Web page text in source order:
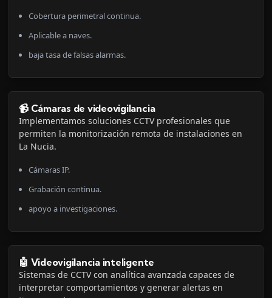
Cobertura perimetral continua.
Aplicable a naves.
baja tasa de falsas alarmas.
📹 Cámaras de videovigilancia
Implementamos soluciones CCTV profesionales que
permiten la monitorización remota de instalaciones en
La Nucia.
Cámaras IP.
Grabación continua.
apoyo a investigaciones.
🤖 Videovigilancia inteligente
Sistemas de CCTV con analítica avanzada capaces de
interpretar comportamientos y generar alertas en